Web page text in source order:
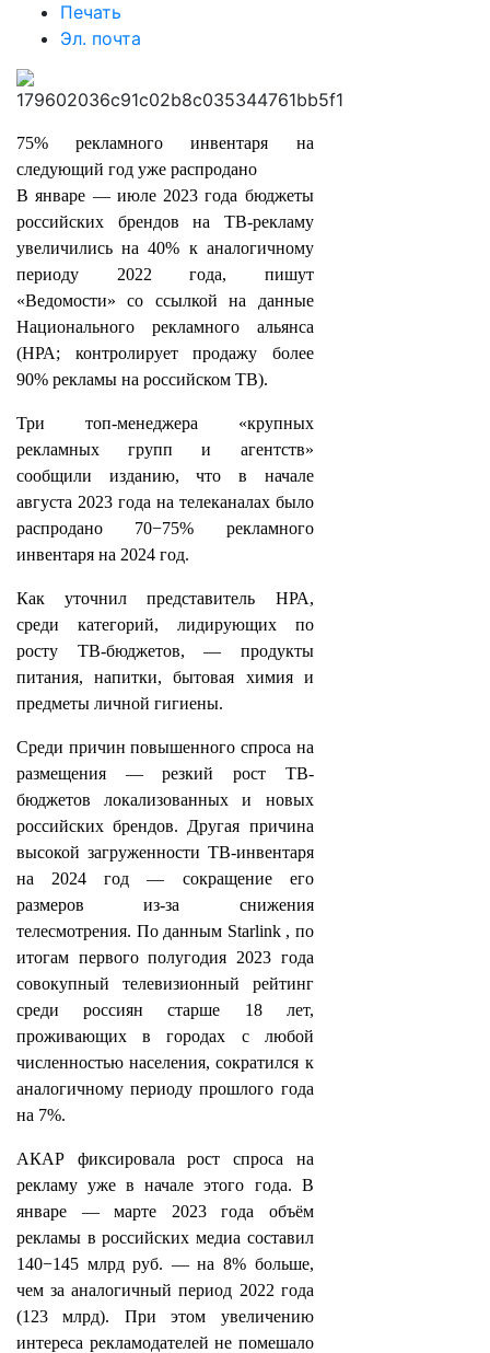
Печать
Эл. почта
75% рекламного инвентаря на
следующий год уже распродано
В январе — июле 2023 года бюджеты
российских брендов на ТВ-рекламу
увеличились на 40% к аналогичному
периоду 2022 года, пишут
«Ведомости» со ссылкой на данные
Национального рекламного альянса
(НРА; контролирует продажу более
90% рекламы на российском ТВ).
Три топ-менеджера «крупных
рекламных групп и агентств»
сообщили изданию, что в начале
августа 2023 года на телеканалах было
распродано 70−75% рекламного
инвентаря на 2024 год.
Как уточнил представитель НРА,
среди категорий, лидирующих по
росту ТВ-бюджетов, — продукты
питания, напитки, бытовая химия и
предметы личной гигиены.
Среди причин повышенного спроса на
размещения — резкий рост ТВ-
бюджетов локализованных и новых
российских брендов. Другая причина
высокой загруженности ТВ-инвентаря
на 2024 год — сокращение его
размеров из-за снижения
телесмотрения. По данным Starlink , по
итогам первого полугодия 2023 года
совокупный телевизионный рейтинг
среди россиян старше 18 лет,
проживающих в городах с любой
численностью населения, сократился к
аналогичному периоду прошлого года
на 7%.
АКАР фиксировала рост спроса на
рекламу уже в начале этого года. В
январе — марте 2023 года объём
рекламы в российских медиа составил
140−145 млрд руб. — на 8% больше,
чем за аналогичный период 2022 года
(123 млрд). При этом увеличению
интереса рекламодателей не помешало